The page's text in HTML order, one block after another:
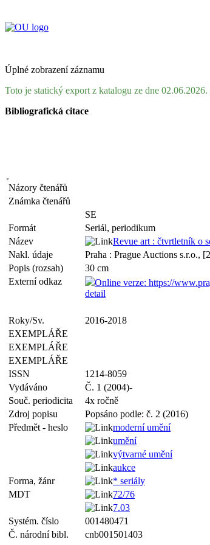
Úplné zobrazení záznamu
Toto je statický export z katalogu ze dne 02.06.2026.
Bibliografická citace
Názory čtenářů
Známka čtenářů
SE
Formát
Seriál, periodikum
Název
Revue art : čtvrtletník o
Nakl. údaje
Praha : Prague Auctions s.r.o.,
Popis (rozsah)
30 cm
Externí odkaz
Online verze: https://
detail
Roky/Sv.
2016-2018
EXEMPLÁŘE
EXEMPLÁŘE
EXEMPLÁŘE
ISSN
1214-8059
Vydáváno
Č. 1 (2004)-
Souč. periodicita
4x ročně
Zdroj popisu
Popsáno podle: č. 2 (2016)
Předmět - heslo
moderní umění
umění
výtvarné umění
aukce
Forma, žánr
* seriály
MDT
72/76
7.03
Systém. číslo
001480471
Č. národní bibl.
cnb001501403